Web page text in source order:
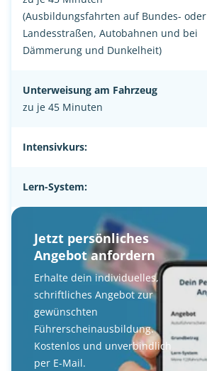
(Ausbildungsfahrten auf Bundes- oder
Landesstraßen, Autobahnen und bei
Dämmerung und Dunkelheit)
Unterweisung am Fahrzeug
zu je 45 Minuten
Intensivkurs:
Lern-System:
Jetzt persönliches
Angebot anfordern
Erhalte dein individuelles,
schriftliches Angebot zur
gewünschten
Führerscheinausbildung.
Kostenlos und unverbindlich
per E-Mail.